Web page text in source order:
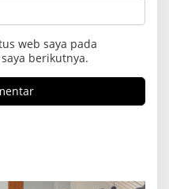
web saya pada
berikutnya.